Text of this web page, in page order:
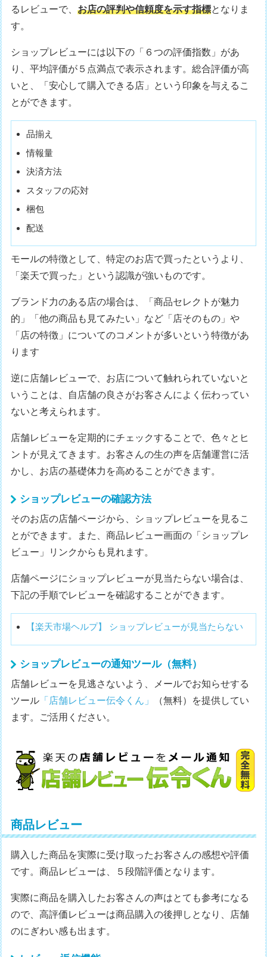
るレビューで、お店の評判や信頼度を示す指標となりま
す。
ショップレビューには以下の「６つの評価指数」があ
り、平均評価が５点満点で表示されます。総合評価が高
いと、「安心して購入できる店」という印象を与えるこ
とができます。
品揃え
情報量
決済方法
スタッフの応対
梱包
配送
モールの特徴として、特定のお店で買ったというより、
「楽天で買った」という認識が強いものです。
ブランド力のある店の場合は、「商品セレクトが魅力
的」「他の商品も見てみたい」など「店そのもの」や
「店の特徴」についてのコメントが多いという特徴があ
ります
逆に店舗レビューで、お店について触れられていないと
いうことは、自店舗の良さがお客さんによく伝わってい
ないと考えられます。
店舗レビューを定期的にチェックすることで、色々とヒ
ントが見えてきます。お客さんの生の声を店舗運営に活
かし、お店の基礎体力を高めることができます。
ショップレビューの確認方法
そのお店の店舗ページから、ショップレビューを見るこ
とができます。また、商品レビュー画面の「ショップレ
ビュー」リンクからも見れます。
店舗ページにショップレビューが見当たらない場合は、
下記の手順でレビューを確認することができます。
【楽天市場ヘルプ】 ショップレビューが見当たらない
ショップレビューの通知ツール（無料）
店舗レビューを見逃さないよう、メールでお知らせする
ツール 「店舗レビュー伝令くん」
（無料）を提供してい
ます。ご活用ください。
商品レビュー
購入した商品を実際に受け取ったお客さんの感想や評価
です。商品レビューは、５段階評価となります。
実際に商品を購入したお客さんの声はとても参考になる
ので、高評価レビューは商品購入の後押しとなり、店舗
のにぎわい感も出ます。